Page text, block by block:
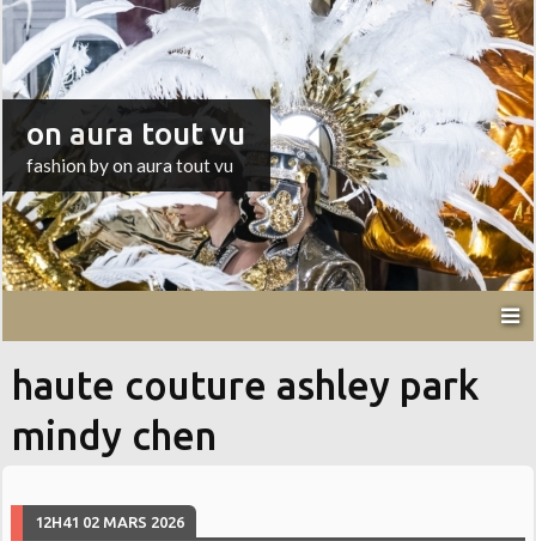
on aura tout vu
fashion by on aura tout vu
haute couture ashley park
mindy chen
12H41 02 MARS 2026